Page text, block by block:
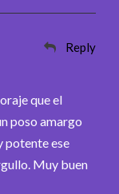
Reply
que el
poso amargo
potente ese
Muy buen